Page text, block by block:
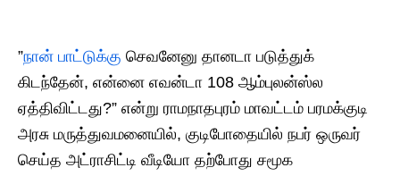
​”நான் பாட்டுக்கு செவனேனு தானடா படுத்துக்
கிடந்தேன், என்னை எவன்டா 108 ஆம்புலன்ஸ்ல
ஏத்திவிட்டது?” என்று ராமநாதபுரம் மாவட்டம் பரமக்குடி
அரசு மருத்துவமனையில், குடிபோதையில் நபர் ஒருவர்
செய்த அட்ராசிட்டி வீடியோ தற்போது சமூக